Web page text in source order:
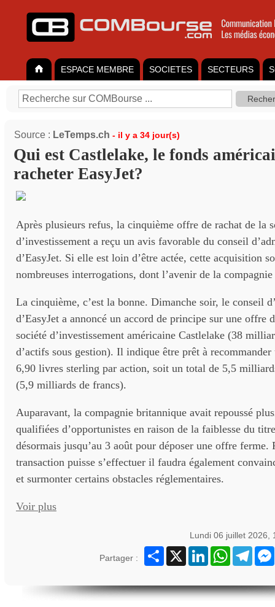
ESPACE MEMBRE SOCIETES SECTEURS
Source : LeTemps.ch - il y a 34 jour(s)
Qui est Castlelake, le fonds
racheter EasyJet?
Après plusieurs refus, la cinquième offre de rachat de la
d’investissement a reçu un avis favorable du conseil
d’EasyJet. Si elle est loin d’être actée, cette acquisition
nombreuses interrogations, dont l’avenir de la compagnie
La cinquième, c’est la bonne. Dimanche soir, le conseil
d’EasyJet a annoncé un accord de principe sur une offre
société d’investissement américaine Castlelake (38
d’actifs sous gestion). Il indique être prêt à
6,90 livres sterling par action, soit un total de 5,5
(5,9 milliards de francs).
Auparavant, la compagnie britannique avait repoussé
qualifiées d’opportunistes en raison de la faiblesse du
désormais jusqu’au 3 août pour déposer une offre ferme.
transaction puisse s’effectuer il faudra également
et surmonter certains obstacles réglementaires.
Voir plus
Lundi 06 juillet 2026,
Partager :
Partager
X LinkedInWhatsApp